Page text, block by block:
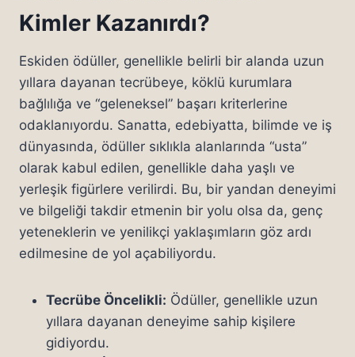
Kimler Kazanırdı?
Eskiden ödüller, genellikle belirli bir alanda uzun
yıllara dayanan tecrübeye, köklü kurumlara
bağlılığa ve “geleneksel” başarı kriterlerine
odaklanıyordu. Sanatta, edebiyatta, bilimde ve iş
dünyasında, ödüller sıklıkla alanlarında “usta”
olarak kabul edilen, genellikle daha yaşlı ve
yerleşik figürlere verilirdi. Bu, bir yandan deneyimi
ve bilgeliği takdir etmenin bir yolu olsa da, genç
yeteneklerin ve yenilikçi yaklaşımların göz ardı
edilmesine de yol açabiliyordu.
Tecrübe Öncelikli: Ödüller, genellikle uzun
yıllara dayanan deneyime sahip kişilere
gidiyordu.